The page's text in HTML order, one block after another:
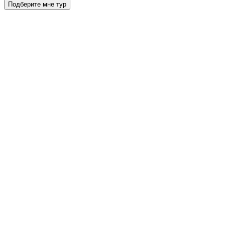
Подберите мне тур